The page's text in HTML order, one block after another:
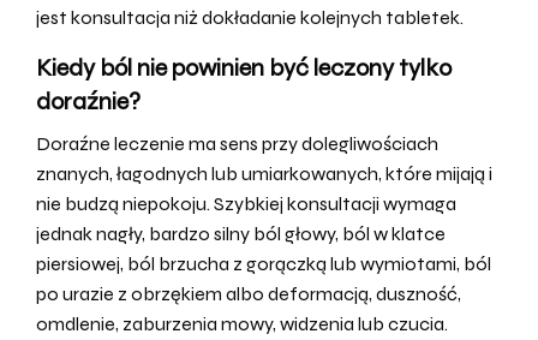
jest konsultacja niż dokładanie kolejnych tabletek.
Kiedy ból nie powinien być leczony tylko
doraźnie?
Doraźne leczenie ma sens przy dolegliwościach
znanych, łagodnych lub umiarkowanych, które mijają i
nie budzą niepokoju. Szybkiej konsultacji wymaga
jednak nagły, bardzo silny ból głowy, ból w klatce
piersiowej, ból brzucha z gorączką lub wymiotami, ból
po urazie z obrzękiem albo deformacją, duszność,
omdlenie, zaburzenia mowy, widzenia lub czucia.